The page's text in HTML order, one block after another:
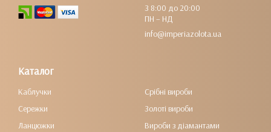
З 8:00 до 20:00
ПН – НД
info@imperiazolota.ua
Каталог
Каблучки
Сережки
Ланцюжки
Срібні вироби
Золоті вироби
Вироби з діамантами